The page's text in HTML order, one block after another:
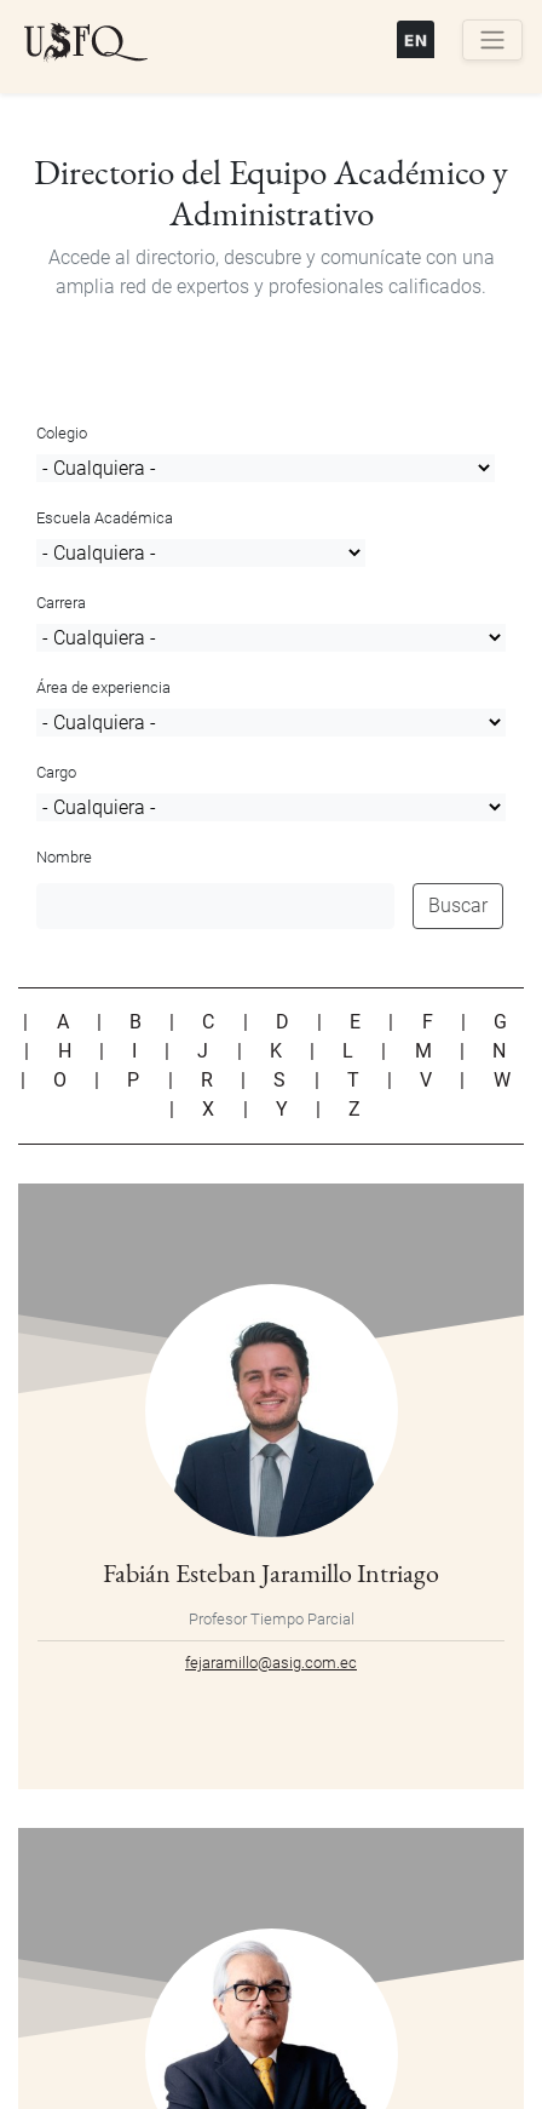
Directorio del Equipo Académico y
Administrativo
Accede al directorio, descubre y comunícate con una
amplia red de expertos y profesionales calificados.
Colegio
Escuela Académica
Carrera
Área de experiencia
Cargo
Nombre
Buscar
| A | B | C | D | E | F | G
| H | I |J | K | L | M | N
| O | P | R |S | T |V | W
|X | Y |Z
Fabián Esteban Jaramillo Intriago
Profesor Tiempo Parcial
fejaramillo@asig.com.ec